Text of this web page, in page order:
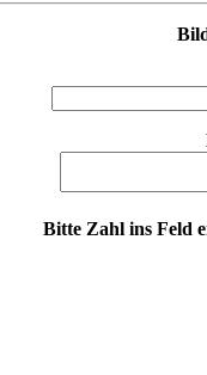
Bitte Zahl ins Feld